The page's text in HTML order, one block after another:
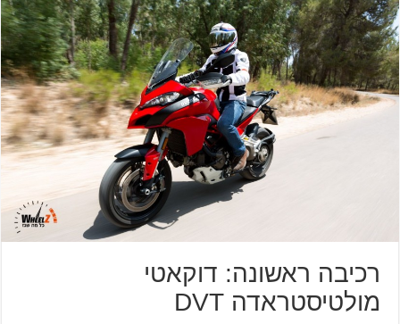
רכיבה ראשונה: דוקאטי
מולטיסטראדה DVT